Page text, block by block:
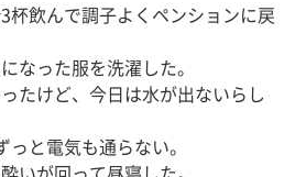
杯飲んで調子よくペンションに戻
なった服を洗濯した。
たけど、今日は水が出ないらし
と電気も通らない。